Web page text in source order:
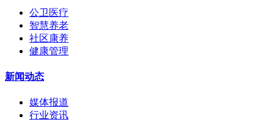
公卫医疗
智慧养老
社区康养
健康管理
新闻动态
媒体报道
行业资讯